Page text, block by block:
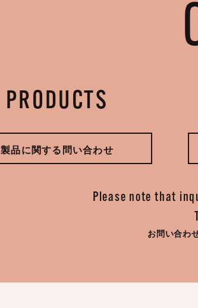
PRODUCTS
製品に関する問い合わせ
Please note that
お問い合わ